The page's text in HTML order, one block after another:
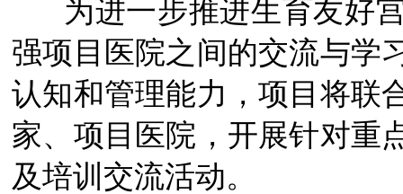
为进一步推进生育友好宫
强项目医院之间的交流与学
认知和管理能力，项目将联
家、项目医院，开展针对重
及培训交流活动。